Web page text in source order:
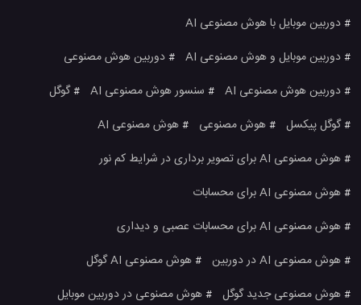
# دوربین موبایل با هوش مصنوعی AI
# دوربین موبایل و هوش مصنوعی AI # دوربین هوش مصنوعی
# دوربین هوش مصنوعی AI # سنسور هوش مصنوعی AI # گوگل
# گوگل پیکسل # هوش مصنوعی # هوش مصنوعی AI
# هوش مصنوعی AI برای تصویر برداری در شرایط کم نور
# هوش مصنوعی AI برای محسابات
# هوش مصنوعی AI برای محسابات عصبی و دیداری
# هوش مصنوعی AI در دوربین # هوش مصنوعی AI گوگل
# هوش مصنوعی جدید گوگل # هوش مصنوعی در دوربین موبایل